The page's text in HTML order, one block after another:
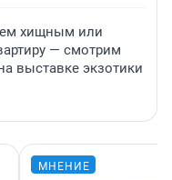
хищным или
— смотрим
выставке экзотики
МНЕНИЕ